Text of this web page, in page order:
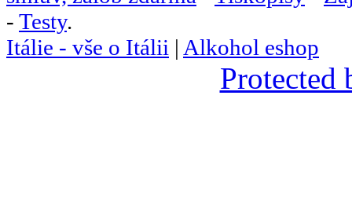
- Testy.
Itálie - vše o Itálii | Alkohol eshop
Protected